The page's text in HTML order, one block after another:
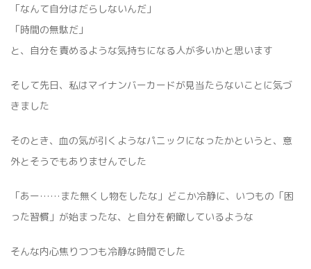
「なんて自分はだらしないんだ」
「時間の無駄だ」
と、自分を責めるような気持ちになる人が多いかと思います
そして先日、私はマイナンバーカードが見当たらないことに気づ
きました
そのとき、血の気が引くようなパニックになったかというと、意
外とそうでもありませんでした
「あー……また無くし物をしたな」どこか冷静に、いつもの「困
った習慣」が始まったな、と自分を俯瞰しているような
そんな内心焦りつつも冷静な時間でした